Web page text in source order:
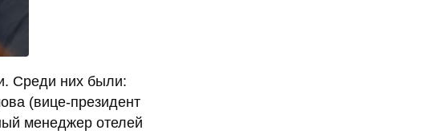
Среди них были:
(вице-президент
менеджер отелей